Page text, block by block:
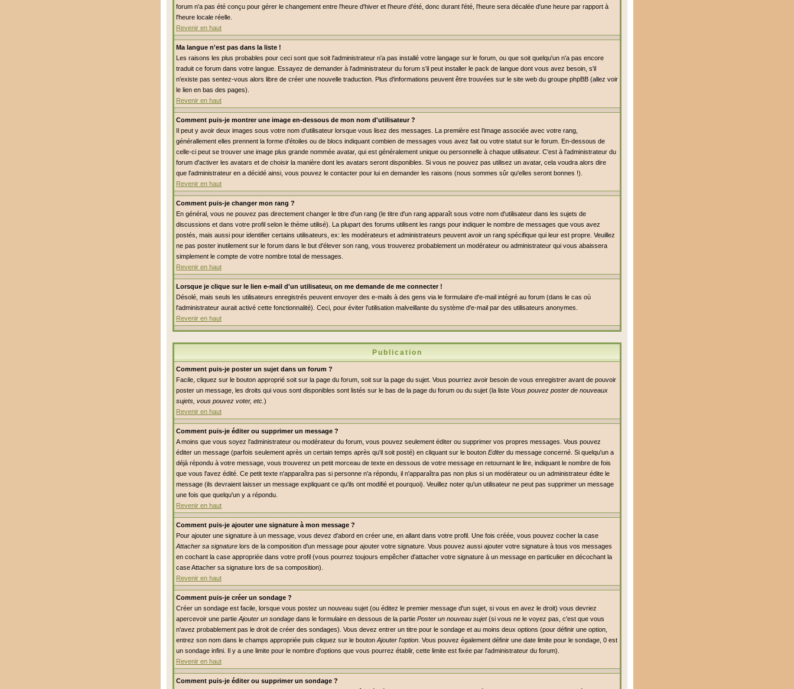
forum n'a pas été conçu pour gérer le changement entre l'heure d'hiver et l'heure d'été, donc durant l'été, l'heure sera décalée d'une heure par rapport à
l'heure locale réelle.
Revenir en haut
Ma langue n'est pas dans la liste !
Les raisons les plus probables pour ceci sont que soit l'administrateur n'a pas installé votre langage sur le forum, ou que soit quelqu'un n'a pas encore
traduit ce forum dans votre langue. Essayez de demander à l'administrateur du forum s'il peut installer le pack de langue dont vous avez besoin, s'il
n'existe pas sentez-vous alors libre de créer une nouvelle traduction. Plus d'informations peuvent être trouvées sur le site web du groupe phpBB (allez voir
le lien en bas des pages).
Revenir en haut
Comment puis-je montrer une image en-dessous de mon nom d'utilisateur ?
Il peut y avoir deux images sous votre nom d'utilisateur lorsque vous lisez des messages. La première est l'image associée avec votre rang,
générallement elles prennent la forme d'étoiles ou de blocs indiquant combien de messages vous avez fait ou votre statut sur le forum. En-dessous de
celle-ci peut se trouver une image plus grande nommée avatar, qui est généralement unique ou personnelle à chaque utilisateur. C'est à l'administrateur du
forum d'activer les avatars et de choisir la manière dont les avatars seront disponibles. Si vous ne pouvez pas utilisez un avatar, cela voudra alors dire
que l'administrateur en a décidé ainsi, vous pouvez le contacter pour lui en demander les raisons (nous sommes sûr qu'elles seront bonnes !).
Revenir en haut
Comment puis-je changer mon rang ?
En général, vous ne pouvez pas directement changer le titre d'un rang (le titre d'un rang apparaît sous votre nom d'utilisateur dans les sujets de
discussions et dans votre profil selon le thème utilisé). La plupart des forums utilisent les rangs pour indiquer le nombre de messages que vous avez
postés, mais aussi pour identifier certains utilisateurs, ex: les modérateurs et administrateurs peuvent avoir un rang spécifique qui leur est propre. Veuillez
ne pas poster inutilement sur le forum dans le but d'élever son rang, vous trouverez probablement un modérateur ou administrateur qui vous abaissera
simplement le compte de votre nombre total de messages.
Revenir en haut
Lorsque je clique sur le lien e-mail d'un utilisateur, on me demande de me connecter !
Désolé, mais seuls les utilisateurs enregistrés peuvent envoyer des e-mails à des gens via le formulaire d'e-mail intégré au forum (dans le cas où
l'administrateur aurait activé cette fonctionnalité). Ceci, pour éviter l'utilisation malveillante du système d'e-mail par des utilisateurs anonymes.
Revenir en haut
Publication
Comment puis-je poster un sujet dans un forum ?
Facile, cliquez sur le bouton approprié soit sur la page du forum, soit sur la page du sujet. Vous pourriez avoir besoin de vous enregistrer avant de pouvoir
poster un message, les droits qui vous sont disponibles sont listés sur le bas de la page du forum ou du sujet (la liste Vous pouvez poster de nouveaux
sujets, vous pouvez voter, etc. )
Revenir en haut
Comment puis-je éditer ou supprimer un message ?
A moins que vous soyez l'administrateur ou modérateur du forum, vous pouvez seulement éditer ou supprimer vos propres messages. Vous pouvez
éditer un message (parfois seulement après un certain temps après qu'il soit posté) en cliquant sur le bouton Editer du message concerné. Si quelqu'un a
déjà répondu à votre message, vous trouverez un petit morceau de texte en dessous de votre message en retournant le lire, indiquant le nombre de fois
que vous l'avez édité. Ce petit texte n'apparaîtra pas si personne n'a répondu, il n'apparaîtra pas non plus si un modérateur ou un administrateur édite le
message (ils devraient laisser un message expliquant ce qu'ils ont modifié et pourquoi). Veuillez noter qu'un utilisateur ne peut pas supprimer un message
une fois que quelqu'un y a répondu.
Revenir en haut
Comment puis-je ajouter une signature à mon message ?
Pour ajouter une signature à un message, vous devez d'abord en créer une, en allant dans votre profil. Une fois créée, vous pouvez cocher la case
Attacher sa signature lors de la composition d'un message pour ajouter votre signature. Vous pouvez aussi ajouter votre signature à tous vos messages
en cochant la case appropriée dans votre profil (vous pourrez toujours empêcher d'attacher votre signature à un message en particulier en décochant la
case Attacher sa signature lors de sa composition).
Revenir en haut
Comment puis-je créer un sondage ?
Créer un sondage est facile, lorsque vous postez un nouveau sujet (ou éditez le premier message d'un sujet, si vous en avez le droit) vous devriez
apercevoir une partie Ajouter un sondage dans le formulaire en dessous de la partie Poster un nouveau sujet(si vous ne le voyez pas, c'est que vous
n'avez probablement pas le droit de créer des sondages). Vous devez entrer un titre pour le sondage et au moins deux options (pour définir une option,
entrez son nom dans le champs appropriée puis cliquez sur le bouton Ajouter l'option . Vous pouvez également définir une date limite pour le sondage, 0 est
un sondage infini. Il y a une limite pour le nombre d'options que vous pourrez établir, cette limite est fixée par l'administrateur du forum).
Revenir en haut
Comment puis-je éditer ou supprimer un sondage ?